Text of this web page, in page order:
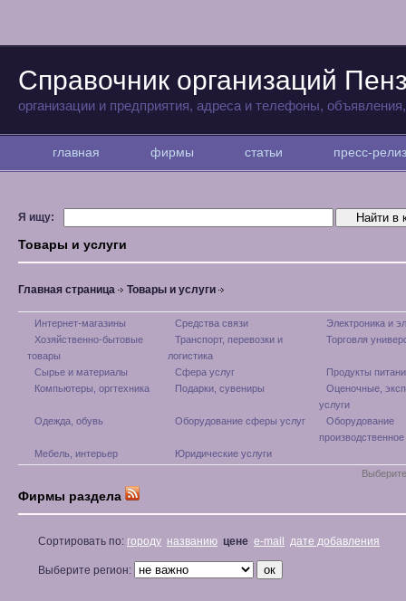
Справочник организаций
организации и предприятия, адреса и телефоны,
главная фирмы статьи пресс-
Я ищу:
Товары и услуги
Главная страница Товары и услуги
Интернет-магазины Средства связи
Электроника и
Хозяйственно-бытовые
товары
Транспорт, перевозки и
логистика
Торговля
Сырье и материалы Сфера услуг
Продукты
Компьютеры, оргтехника
Подарки, сувениры
Оценочные,
услуги
Одежда, обувь
Оборудование сферы услуг
Оборудование
производственное
Мебель, интерьер
Юридические услуги
Фирмы раздела
Сортировать по: городу названию цене e-mail дате добавления
Выберите регион: